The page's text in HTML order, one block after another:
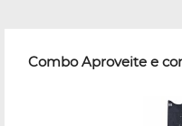
Combo Aproveite e